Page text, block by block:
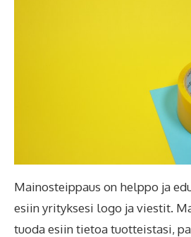
Mainosteippaus on helppo ja
esiin yrityksesi logo ja viestit.
tuoda esiin tietoa tuotteistasi,